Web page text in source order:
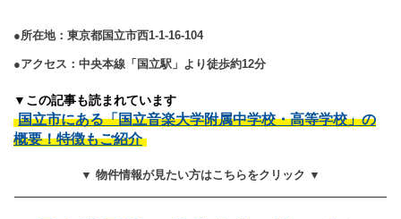
●所在地：東京都国立市西1-1-16-104
●アクセス：中央本線「国立駅」より徒歩約12分
▼この記事も読まれています
国立市にある「国立音楽大学附属中学校・高等学校」の
概要！特徴もご紹介
▼ 物件情報が見たい方はこちらをクリック ▼